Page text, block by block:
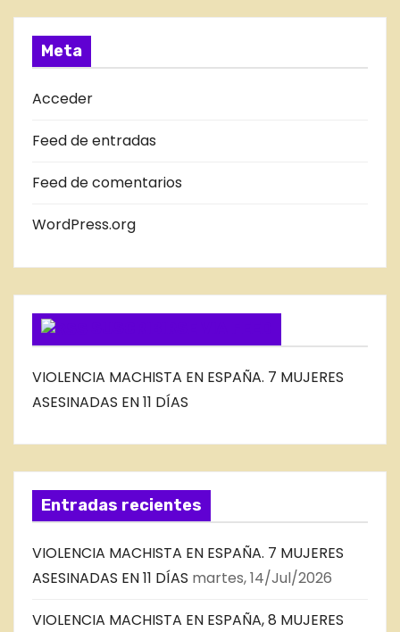
s
R
D
A
D
B
O
G
Meta
Acceder
Feed de entradas
Feed de comentarios
WordPress.org
VIOLENCIA MACHISTA EN ESPAÑA. 7 MUJERES
ASESINADAS EN 11 DÍAS
Entradas recientes
VIOLENCIA MACHISTA EN ESPAÑA. 7 MUJERES
ASESINADAS EN 11 DÍAS martes, 14/Jul/2026
VIOLENCIA MACHISTA EN ESPAÑA, 8 MUJERES